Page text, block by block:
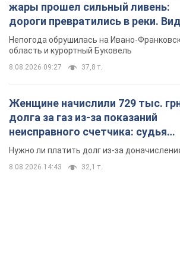
жары прошел сильный ливень:
дороги превратились в реки.
Непогода обрушилась на Ивано-
область и курортный Буковель
8.08.2026 09:27 37,8 т.
Женщине начислили 729 тыс.
долга за газ из-за показаний
неисправного счетчика: судья
вынес неожиданное решение
Нужно ли платить долг из-за
8.08.2026 14:43 32,1 т.